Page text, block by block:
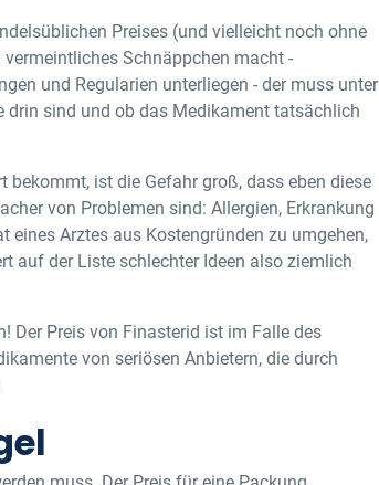
Preises (und vielleicht noch ohne
Schnäppchen macht -
und Regularien unterliegen - der muss unter
drin sind und ob das Medikament tatsächlich
ist die Gefahr groß, dass eben diese
von Problemen sind: Allergien, Erkrankung
eines Arztes aus Kostengründen zu umgehen,
auf der Liste schlechter Ideen also ziemlich
Der Preis von Finasterid ist im Falle des
von seriösen Anbietern, die durch